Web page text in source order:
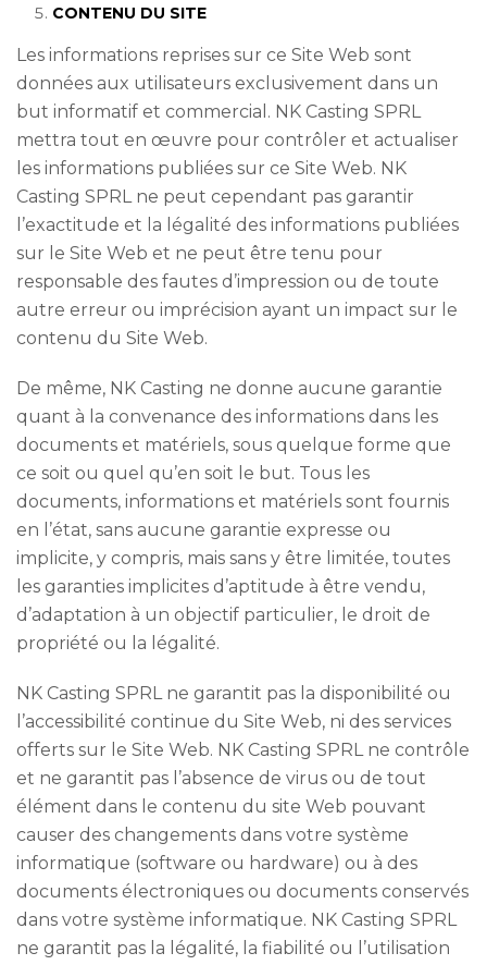
CONTENU DU SITE
Les informations reprises sur ce Site Web sont
données aux utilisateurs exclusivement dans un
but informatif et commercial. NK Casting SPRL
mettra tout en œuvre pour contrôler et actualiser
les informations publiées sur ce Site Web. NK
Casting SPRL ne peut cependant pas garantir
l’exactitude et la légalité des informations publiées
sur le Site Web et ne peut être tenu pour
responsable des fautes d’impression ou de toute
autre erreur ou imprécision ayant un impact sur le
contenu du Site Web.
De même, NK Casting ne donne aucune garantie
quant à la convenance des informations dans les
documents et matériels, sous quelque forme que
ce soit ou quel qu’en soit le but. Tous les
documents, informations et matériels sont fournis
en l’état, sans aucune garantie expresse ou
implicite, y compris, mais sans y être limitée, toutes
les garanties implicites d’aptitude à être vendu,
d’adaptation à un objectif particulier, le droit de
propriété ou la légalité.
NK Casting SPRL ne garantit pas la disponibilité ou
l’accessibilité continue du Site Web, ni des services
offerts sur le Site Web. NK Casting SPRL ne contrôle
et ne garantit pas l’absence de virus ou de tout
élément dans le contenu du site Web pouvant
causer des changements dans votre système
informatique (software ou hardware) ou à des
documents électroniques ou documents conservés
dans votre système informatique. NK Casting SPRL
ne garantit pas la légalité, la fiabilité ou l’utilisation